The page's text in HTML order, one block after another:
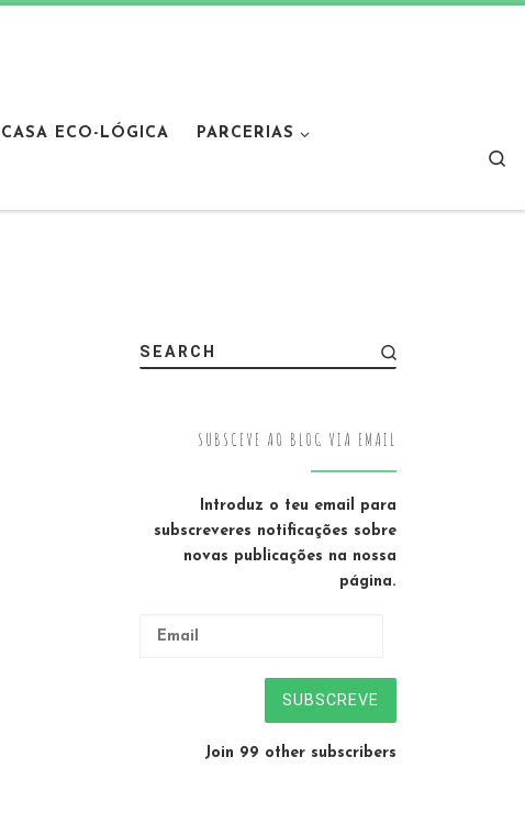
CASA ECO-LÓGICA PARCERIAS
SEARCH
SUBSCEVE AO BLOG VIA EMAIL
Introduz o teu email para
subscreveres notificações sobre
novas publicações na nossa
página.
SUBSCREVE
Join 99 other subscribers